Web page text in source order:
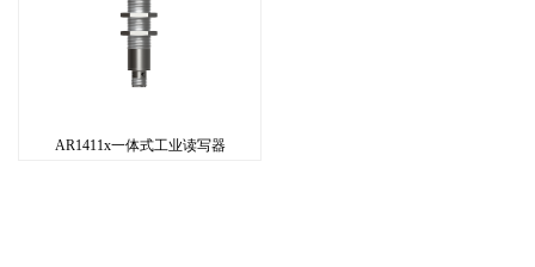
AR1411x一体式工业读写器